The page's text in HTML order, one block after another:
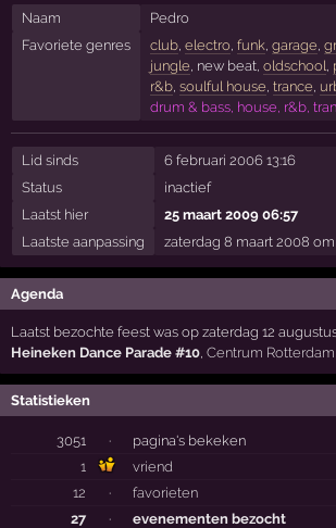
Naam
Pedro
Favoriete genres
club, electro, funk, garage,
jungle, new beat, oldschool,
r&b, soulful house, trance,
drum & bass, house, r&b,
Lid sinds
6 februari 2006 13:16
Status
inactief
Laatst hier
25 maart 2009 06:57
Laatste aanpassing
zaterdag 8 maart 2008 om
Agenda
Laatst bezochte feest was op zaterdag 12
Heineken Dance Parade #10 ,Centrum Rotterdam
Statistieken
3051 ·
pagina's bekeken
1
vriend
12
·
favorieten
27
·
evenementen bezocht